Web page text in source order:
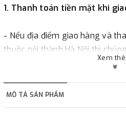
1. Thanh toán tiền mặt khi
- Nếu địa điểm giao hàng và
thuộc nội thành Hà Nội thì
hàng hoặc khách hàng đặt
2. Thanh toán trực tiếp tại :
Xem
MÔ TẢ SẢN PHẨM